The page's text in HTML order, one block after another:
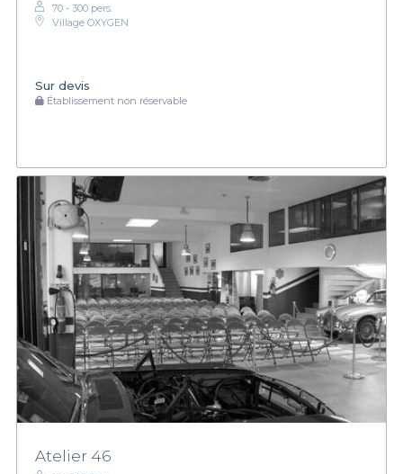
70 - 300 pers.
Village OXYGEN
Sur devis
Établissement non réservable
Atelier 46